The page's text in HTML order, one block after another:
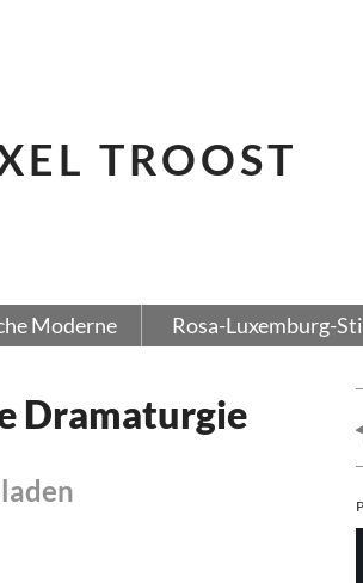
TROOST
Moderne Rosa-Luxemburg-
Dramaturgie